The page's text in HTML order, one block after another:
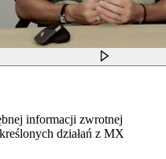
informacji zwrotnej
działań z MX